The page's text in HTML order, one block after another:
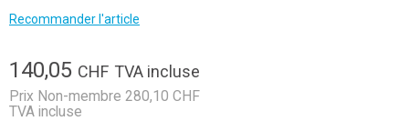
Recommander l'article
140,05 CHF TVA incluse
Prix Non-membre 280,10 CHF
TVA incluse